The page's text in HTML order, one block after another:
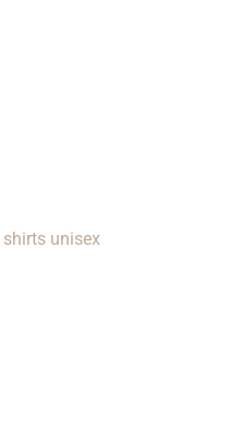
shirts unisex